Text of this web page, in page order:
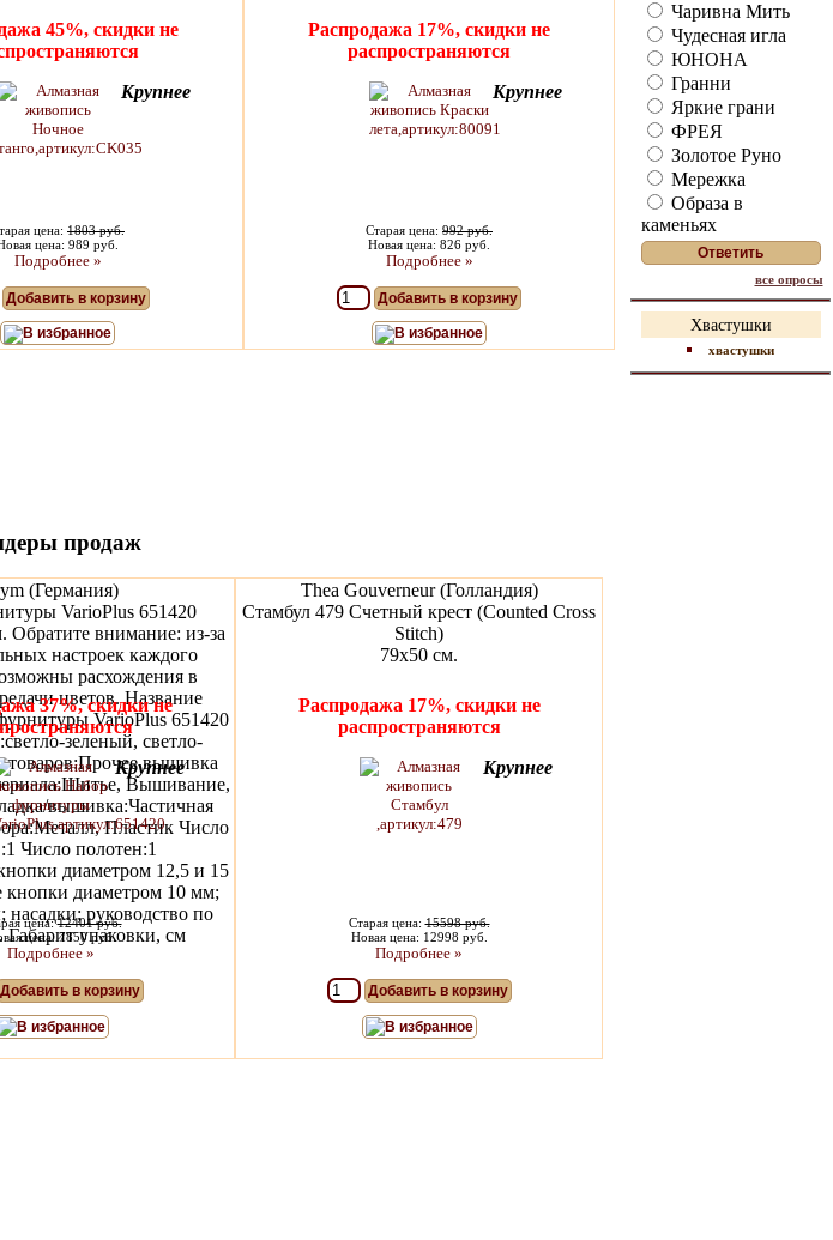
45%, скидки не
Крупнее
цена: 1803 руб.
цена: 989 руб.
Подробнее »
Добавить в корзину
В избранное
Распродажа 17%, скидки не
распространяются
Крупнее
Старая цена: 992 руб.
Новая цена: 826 руб.
Подробнее »
Добавить в корзину
В избранное
продаж
(Германия)
VarioPlus 651420
Обратите внимание: из-за
настроек каждого
расхождения в
цветов. Название
VarioPlus 651420
зеленый, светло-
вышивка
Вышивание,
вышивка:Частичная
Пластик Число
Число полотен:1
диаметром 12,5 и 15
кнопки диаметром 10 мм;
руководство по
Габарит упаковки, см
37%, скидки не
Крупнее
цена:12401 руб.
цена: 7850 руб.
Подробнее »
Добавить в корзину
В избранное
Thea Gouverneur (Голландия)
Стамбул 479 Счетный крест (Counted Cross
Stitch)
79х50 см.
Распродажа 17%, скидки не
распространяются
Крупнее
Старая цена:15598 руб.
Новая цена: 12998 руб.
Подробнее »
Добавить в корзину
В избранное
Чаривна Мить
Чудесная игла
ЮНОНА
Гранни
Яркие грани
ФРЕЯ
Золотое Руно
Мережка
Образа в
каменьях
все опросы
Хвастушки
хвастушки